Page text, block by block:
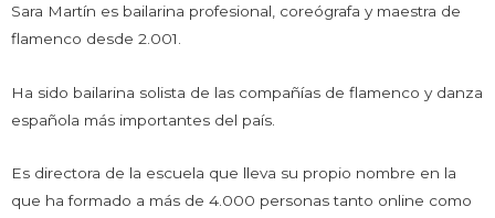
Sara Martín es bailarina profesional, coreógrafa y maestra de
flamenco desde 2.001.
Ha sido bailarina solista de las compañías de flamenco y danza
española más importantes del país.
Es directora de la escuela que lleva su propio nombre en la
que ha formado a más de 4.000 personas tanto online como